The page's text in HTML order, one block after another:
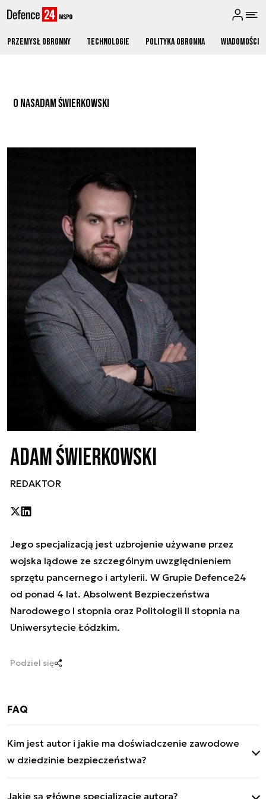
Przemysł obronny Technologie Polityka obronna Wiadomości
O NASADAM ŚWIERKOWSKI
Adam Świerkowski
REDAKTOR
Jego specjalizacją jest uzbrojenie używane przez
wojska lądowe ze szczególnym uwzględnieniem
sprzętu pancernego i artylerii. W Grupie Defence24
od ponad 4 lat. Absolwent Bezpieczeństwa
Narodowego I stopnia oraz Politologii II stopnia na
Uniwersytecie Łódzkim.
Podziel się
FAQ
Kim jest autor i jakie ma doświadczenie zawodowe
w dziedzinie bezpieczeństwa?
Jakie są główne specjalizacje autora?